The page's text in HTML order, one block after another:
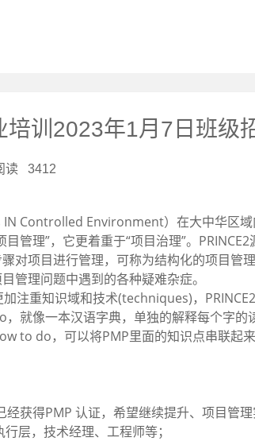
培训2023年1月7日班级
3412
IN Controlled Environment）在大中华区
目管理”，它更着重于“项目治理”。
对项目进行管理，可称为结构化的项目
管理问题中遇到的各种疑难杂症。
注重知识域和技术(techniques)，
就像一本汉语字典，单独的解释每个字的
to do，可以将PMP里面的知识点串联起
获得PMP 认证，希望继续提升、项目管理
，技术经理、工程师等；